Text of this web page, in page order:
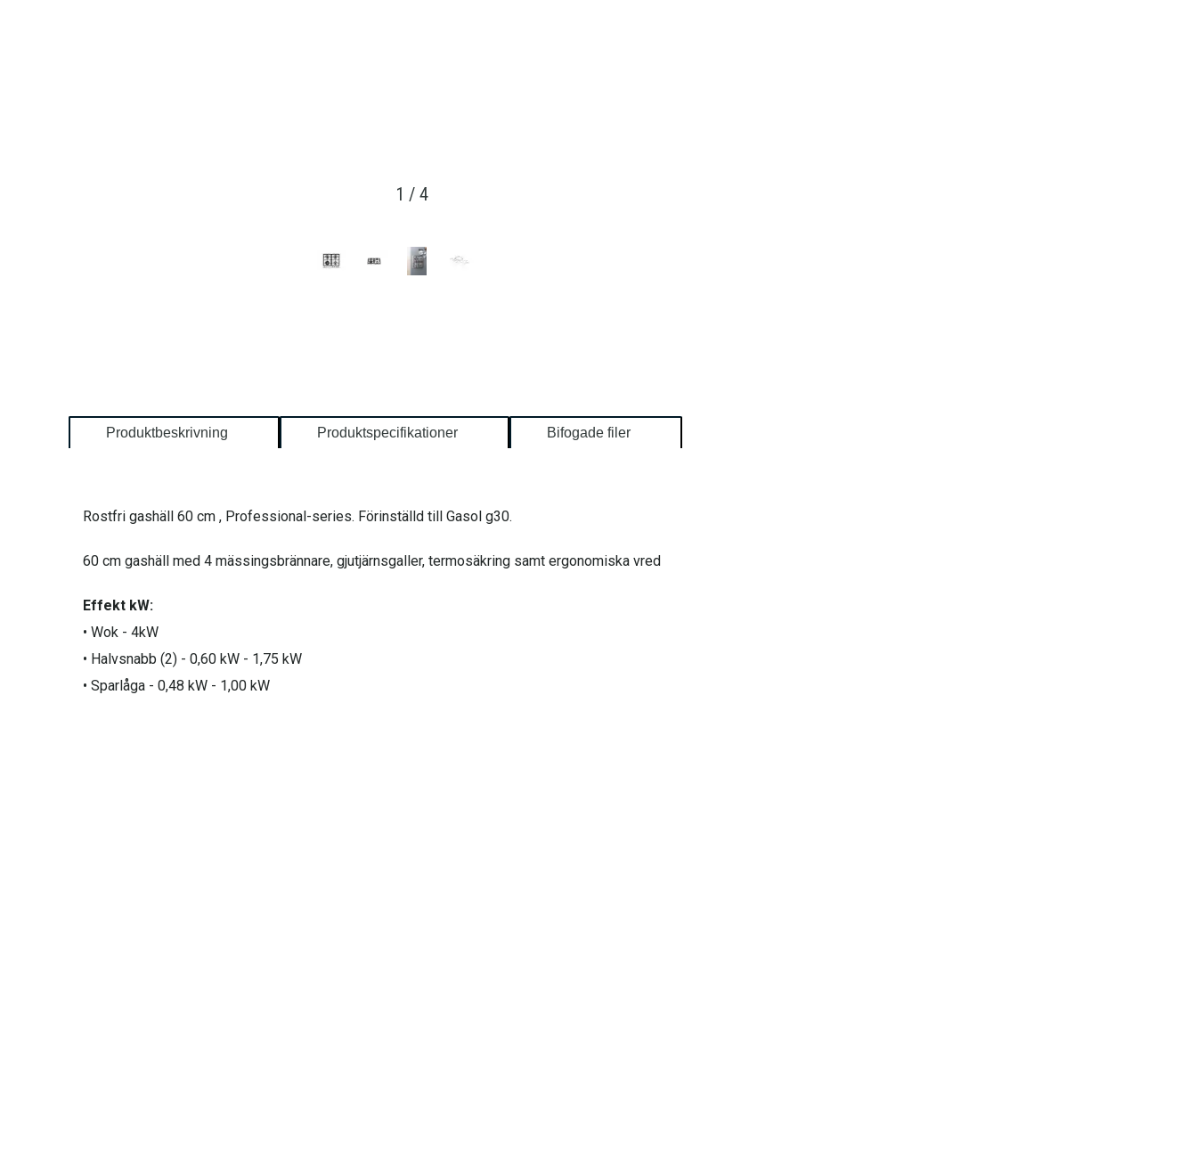
1 / 4
Produktbeskrivning Produktspecifikationer Bifogade filer
Rostfri gashäll 60 cm , Professional-series. Förinställd till Gasol g30.
60 cm gashäll med 4 mässingsbrännare, gjutjärnsgaller, termosäkring samt ergonomiska vred
Effekt kW:
• Wok - 4kW
• Halvsnabb (2) - 0,60 kW - 1,75 kW
• Sparlåga - 0,48 kW - 1,00 kW